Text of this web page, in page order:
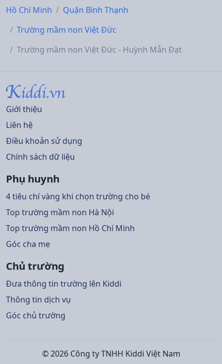
Hồ Chí Minh
Quận Bình Thạnh
Trường mầm non Việt Đức
Trường mầm non Việt Đức - Huỳnh Mẫn Đạt
Giới thiệu
Liên hệ
Điều khoản sử dụng
Chính sách dữ liệu
Phụ huynh
4 tiêu chí vàng khi chọn trường cho bé
Top trường mầm non Hà Nội
Top trường mầm non Hồ Chí Minh
Góc cha mẹ
Chủ trường
Đưa thông tin trường lên Kiddi
Thông tin dịch vụ
Góc chủ trường
© 2026 Công ty TNHH Kiddi Việt Nam